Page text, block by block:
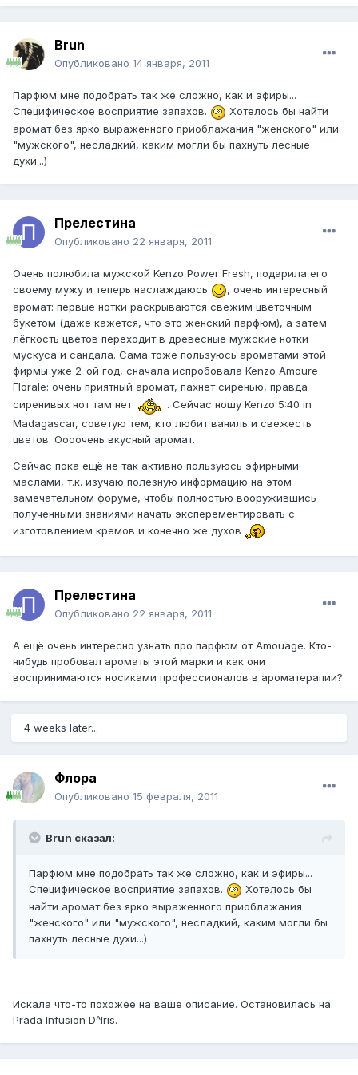
Brun
Опубликовано 14 января, 2011
Парфюм мне подобрать так же сложно, как и эфиры...
Специфическое восприятие запахов.
Хотелось бы найти
аромат без ярко выраженного приоблажания "женского" или
"мужского", несладкий, каким могли бы пахнуть лесные
духи...)
Прелестина
Опубликовано 22 января, 2011
Очень полюбила мужской Kenzo Power Fresh, подарила его
своему мужу и теперь наслаждаюсь
, очень интересный
аромат: первые нотки раскрываются свежим цветочным
букетом (даже кажется, что это женский парфюм), а затем
лёгкость цветов переходит в древесные мужские нотки
мускуса и сандала. Сама тоже пользуюсь ароматами этой
фирмы уже 2-ой год, сначала испробовала Kenzo Amoure
Florale: очень приятный аромат, пахнет сиренью, правда
сиренивых нот там нет
. Сейчас ношу Kenzo 5:40 in
Madagascar, советую тем, кто любит ваниль и свежесть
цветов. Оооочень вкусный аромат.
Сейчас пока ещё не так активно пользуюсь эфирными
маслами, т.к. изучаю полезную информацию на этом
замечательном форуме, чтобы полностью вооружившись
полученными знаниями начать эксперементировать с
изготовлением кремов и конечно же духов
Прелестина
Опубликовано 22 января, 2011
А ещё очень интересно узнать про парфюм от Amouage. Кто-
нибудь пробовал ароматы этой марки и как они
воспринимаются носиками профессионалов в ароматерапии?
4 weeks later...
Флора
Опубликовано 15 февраля, 2011
Brun сказал:
Парфюм мне подобрать так же сложно, как и эфиры...
Специфическое восприятие запахов.
Хотелось бы
найти аромат без ярко выраженного приоблажания
"женского" или "мужского", несладкий, каким могли бы
пахнуть лесные духи...)
Искала что-то похожее на ваше описание. Остановилась на
Prada Infusion D^Iris.